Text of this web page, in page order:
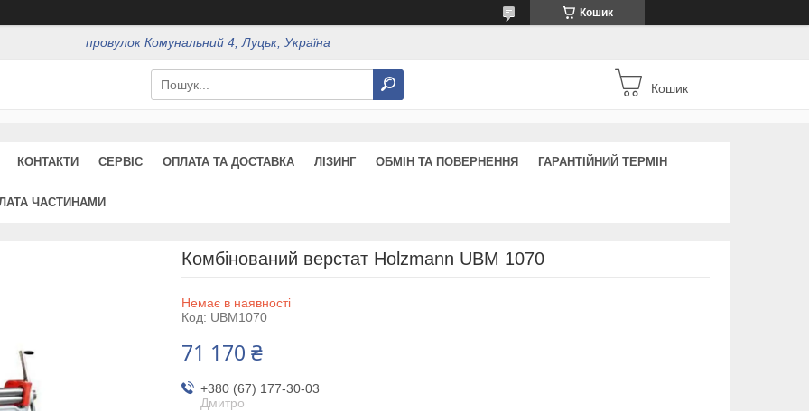
Кошик
провулок Комунальний 4, Луцьк, Україна
Кошик
КОНТАКТИ СЕРВІС ОПЛАТА ТА ДОСТАВКА ЛІЗИНГ ОБМІН ТА ПОВЕРНЕННЯ ГАРАНТІЙНИЙ ТЕРМІН
ЧАСТИНАМИ
Комбінований верстат Holzmann UBM 1070
Немає в наявності
Код: UBM1070
71 170 ₴
+380 (67) 177-30-03
Дмитро